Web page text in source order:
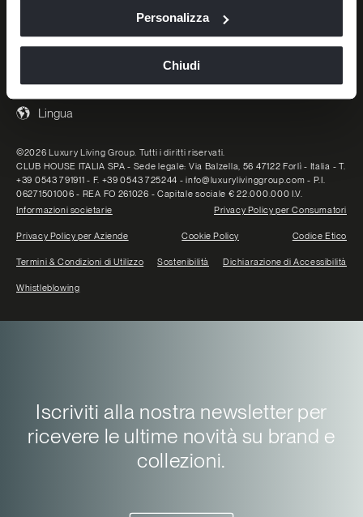
impostazioni di default e dunque la continuazione della
tracciamento diversi da quelli tecnici.
Personalizza
Chiudi
Xiaohongshu
WeChat
Lingua
©2026 Luxury Living Group. Tutti i diritti riservati.
CLUB HOUSE ITALIA SPA - Sede legale: Via Balzella, 56 47122 Forlì - Italia - T.
+39 0543 791911 - F. +39 0543 725244 - info@luxurylivinggroup.com - P.I.
06271501006 - REA FO 261026 - Capitale sociale € 22.000.000 I.V.
Informazioni societarie
Privacy Policy per Consumatori
Privacy Policy per Aziende Cookie Policy Codice Etico
Termini & Condizioni di Utilizzo Sostenibilità Dichiarazione di Accessibilità
Whistleblowing
Iscriviti alla nostra newsletter per
ricevere le ultime novità su brand e
collezioni.